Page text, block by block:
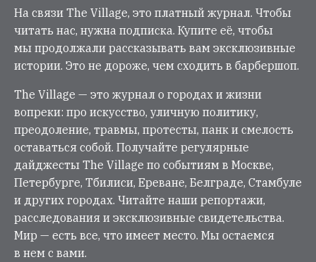
На связи The Village, это платный журнал. Чтобы
читать нас, нужна подписка. Купите её, чтобы
мы продолжали рассказывать вам эксклюзивные
истории. Это не дороже, чем сходить в барбершоп.
The Village — это журнал о городах и жизни
вопреки: про искусство, уличную политику,
преодоление, травмы, протесты, панк и смелость
оставаться собой. Получайте регулярные
дайджесты The Village по событиям в Москве,
Петербурге, Тбилиси, Ереване, Белграде, Стамбуле
и других городах. Читайте наши репортажи,
расследования и эксклюзивные свидетельства.
Мир — есть все, что имеет место. Мы остаемся
в нем с вами.